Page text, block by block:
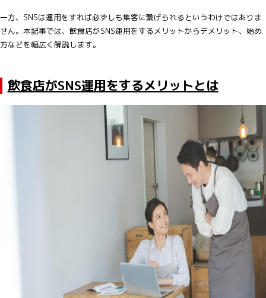
一方、SNSは運用をすれば必ずしも集客に繋げられるというわけではありま
せん。本記事では、飲食店がSNS運用をするメリットからデメリット、始め
方などを幅広く解説します。
飲食店がSNS運用をするメリットとは